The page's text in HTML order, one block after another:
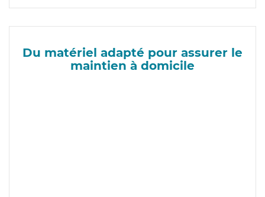
Du matériel adapté pour assurer le
maintien à domicile